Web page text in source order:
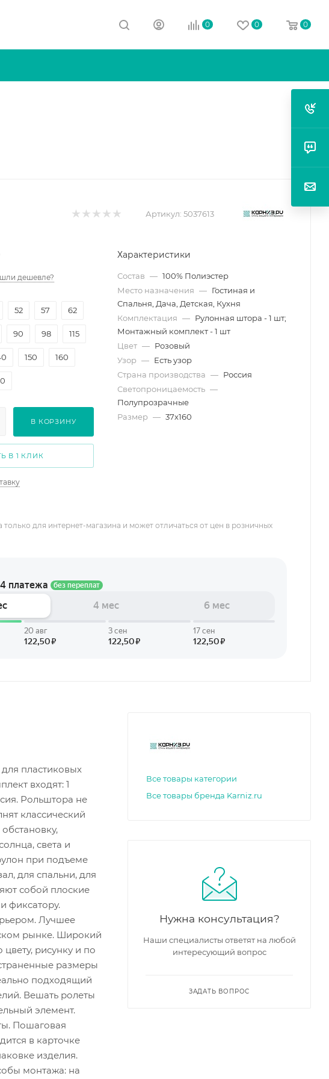
0 0 0
Артикул: 5037613
дешевле?
52 57 62
90 98 115
150 160
В КОРЗИНУ
В 1 КЛИК
Характеристики
Состав — 100% Полиэстер
Место назначения — Гостиная и
Спальня, Дача, Детская, Кухня
Комплектация — Рулонная штора - 1 шт;
Монтажный комплект - 1 шт
Цвет — Розовый
Узор — Есть узор
Страна производства — Россия
Светопроницаемость —
Полупрозрачные
Размер — 37х160
только для интернет-магазина и может отличаться от цен в розничных
пластиковых
входят: 1
Рольштора не
классический
света и
при подъеме
для спальни, для
собой плоские
фиксатору.
Лучшее
рынке. Широкий
рисунку и по
размеры
подходящий
Вешать ролеты
элемент.
Пошаговая
в карточке
изделия.
монтажа: на
Все товары категории
Все товары бренда Karniz.ru
Нужна консультация?
Наши специалисты ответят на любой
интересующий вопрос
ЗАДАТЬ ВОПРОС